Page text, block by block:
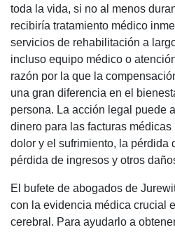
toda la vida, si no al menos
recibiría tratamiento médico
servicios de rehabilitación a
incluso equipo médico o
razón por la que la
una gran diferencia en el
persona. La acción legal puede
dinero para las facturas médicas
dolor y el sufrimiento, la pérdida
pérdida de ingresos y otros
El bufete de abogados de
con la evidencia médica crucial
cerebral. Para ayudarlo a